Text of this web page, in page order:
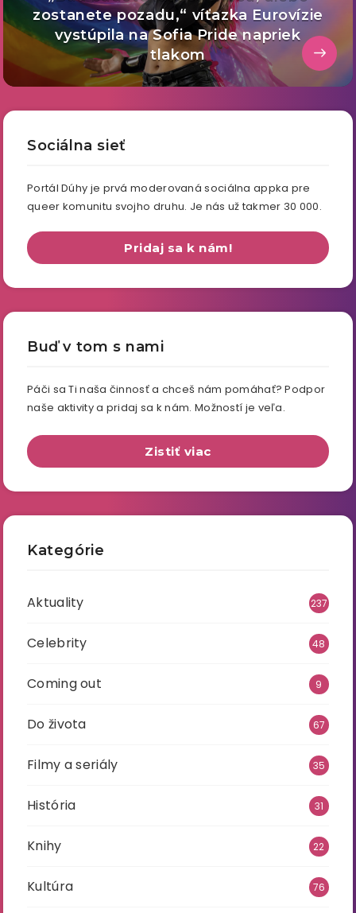
zostanete pozadu,“ víťazka Eurovízie
vystúpila na Sofia Pride napriek
tlakom
Sociálna sieť
Portál Dúhy je prvá moderovaná sociálna appka pre
queer komunitu svojho druhu. Je nás už takmer 30 000.
Pridaj sa k nám!
Buď v tom s nami
Páči sa Ti naša činnosť a chceš nám pomáhať? Podpor
naše aktivity a pridaj sa k nám. Možností je veľa.
Zistiť viac
Kategórie
Aktuality 237
Celebrity 48
Coming out 9
Do života 67
Filmy a seriály 35
História 31
Knihy 22
Kultúra 76